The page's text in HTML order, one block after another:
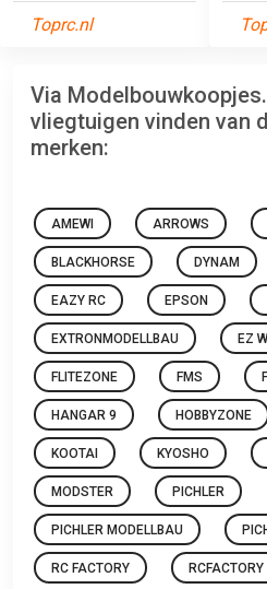
Toprc.nl
Via
vliegtuigen vinden van
merken:
AMEWI ARROWS
BLACKHORSE DYNAM
EAZY RC EPSON
EXTRONMODELLBAU EZ
FLITEZONE FMS
HANGAR 9 HOBBYZONE
KOOTAI KYOSHO
MODSTER PICHLER
PICHLER MODELLBAU
RC FACTORY RCFACTORY